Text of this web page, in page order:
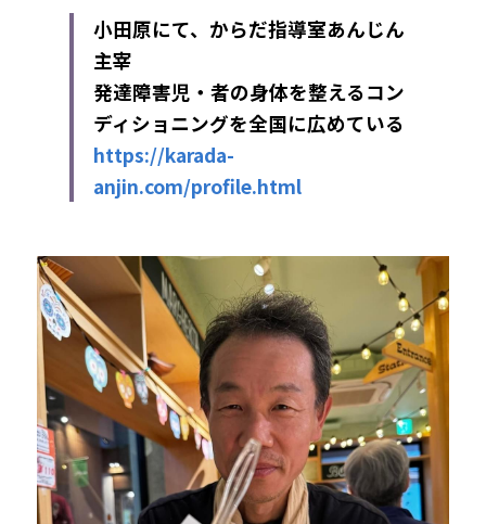
小田原にて、からだ指導室あんじん
主宰
発達障害児・者の身体を整えるコン
ディショニングを全国に広めている
https://karada-
anjin.com/profile.html